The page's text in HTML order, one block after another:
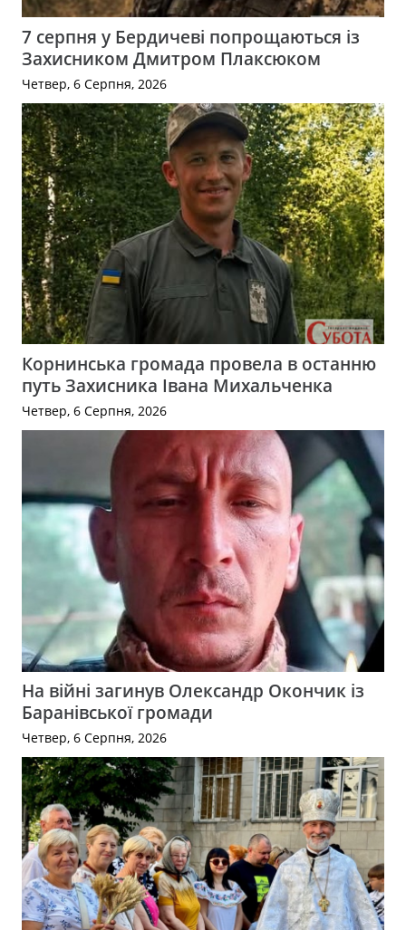
7 серпня у Бердичеві попрощаються із
Захисником Дмитром Плаксюком
Четвер, 6 Серпня, 2026
Корнинська громада провела в останню
путь Захисника Івана Михальченка
Четвер, 6 Серпня, 2026
На війні загинув Олександр Окончик із
Баранівської громади
Четвер, 6 Серпня, 2026